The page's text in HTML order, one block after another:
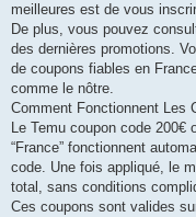
meilleures est de vous
De plus, vous pouvez
des dernières promotions.
de coupons fiables en
comme le nôtre.
Comment Fonctionnent Les
Le Temu coupon code
“France” fonctionnent
code. Une fois appliqué, le
total, sans conditions
Ces coupons sont valides